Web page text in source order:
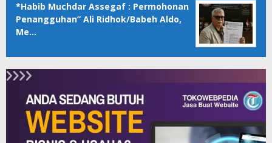
*Habib Muchdar Assegaf : Permohonan
Penangguhan” Ali Ridhok/Babeh Aldo,
Me…